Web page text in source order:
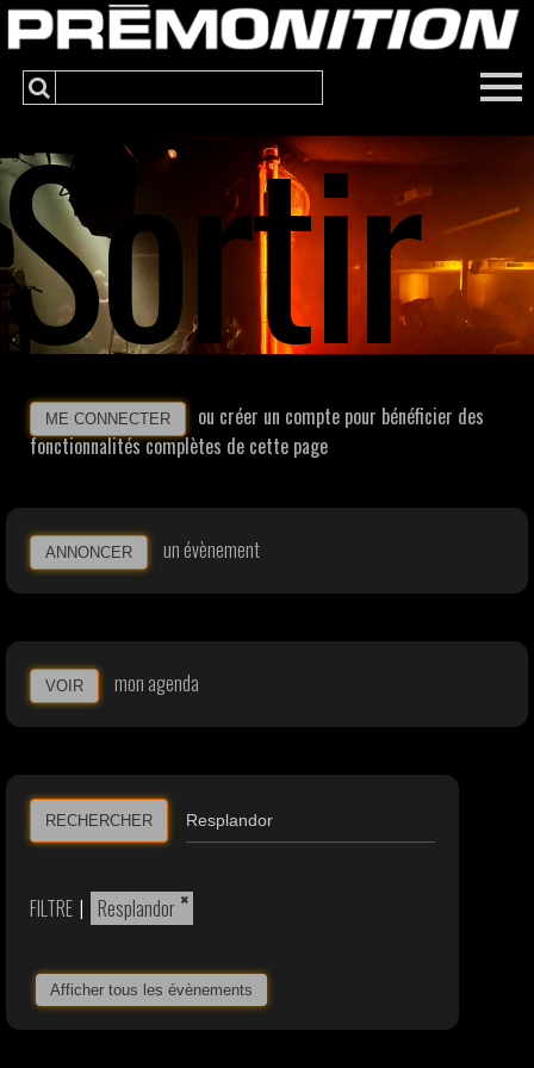
Sortir
ME CONNECTER
ou créer un compte pour bénéficier des
fonctionnalités complètes de cette page
ANNONCER un évènement
VOIR mon agenda
RECHERCHER
FILTRE | ×
Resplandor
Afficher tous les évènements